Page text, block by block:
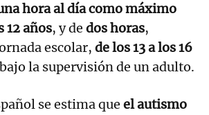
hora al día como máximo
12 años, y de dos horas,
escolar, de los 13 a los 16
la supervisión de un adulto.
se estima que el autismo